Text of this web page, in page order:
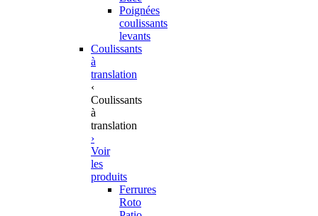
Poignées
coulissants
levants
Coulissants
à
translation
‹
Coulissants
à
translation
›
Voir
les
produits
Ferrures
Roto